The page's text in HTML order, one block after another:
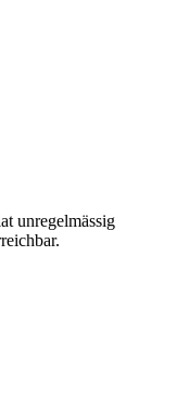
unregelmässig